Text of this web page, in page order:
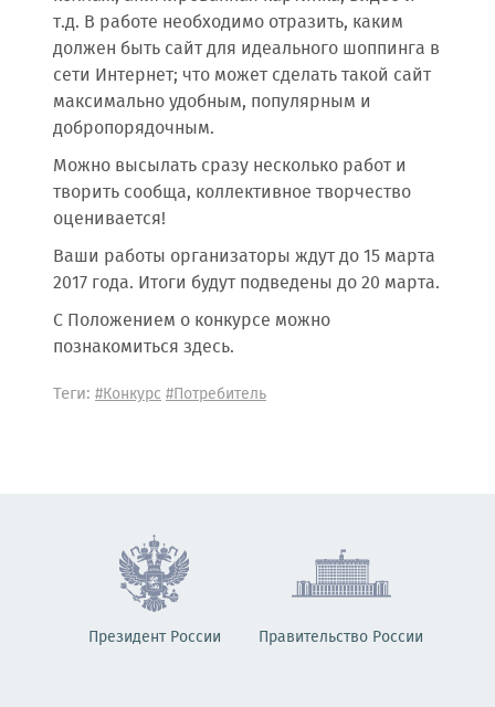
т.д. В работе необходимо отразить, каким
должен быть сайт для идеального шоппинга в
сети Интернет; что может сделать такой сайт
максимально удобным, популярным и
добропорядочным.
Можно высылать сразу несколько работ и
творить сообща, коллективное творчество
оценивается!
Ваши работы организаторы ждут до 15 марта
2017 года. Итоги будут подведены до 20 марта.
С Положением о конкурсе можно
познакомиться здесь.
Теги: #Конкурс#Потребитель
Президент России Правительство России